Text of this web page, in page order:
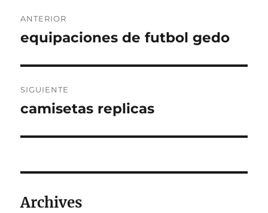
de
ANTERIOR
Entrada
equipaciones de futbol gedo
SIGUIENTE
Entrada
camisetas replicas
Archives